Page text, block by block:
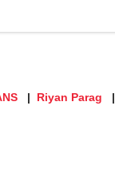
Riyan Parag